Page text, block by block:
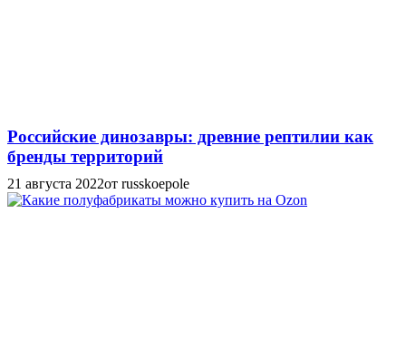
Российские динозавры: древние рептилии как
бренды территорий
21 августа 2022от russkoepole